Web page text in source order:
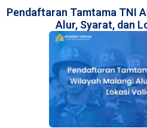
Pendaftaran Tamtama TNI
Alur, Syarat, dan